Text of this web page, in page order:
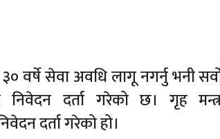
वर्षे सेवा अवधि लागू नगर्नु भनी
दर्ता गरेको छ। गृह
दर्ता गरेको हो।